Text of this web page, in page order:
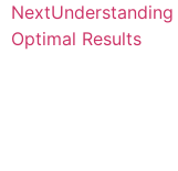
Next
Optimal Results